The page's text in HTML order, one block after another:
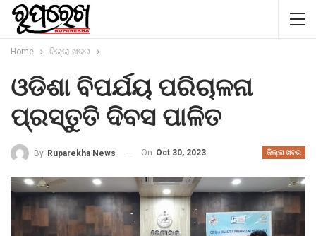
Home ଜିଲ୍ଲା ଖବର
ଓଡିଶା ବିପର୍ଯୟ ପରିଚାଳନା
ପ୍ରସ୍ତୁତି ଦିବସ ପାଳିତ
ଜିଲ୍ଲା ଖବର
By Ruparekha News On Oct 30, 2023